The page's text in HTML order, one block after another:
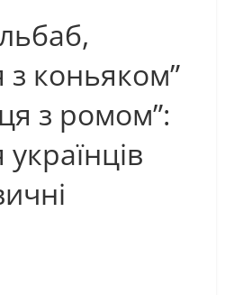
з коньяком”
з ромом”: